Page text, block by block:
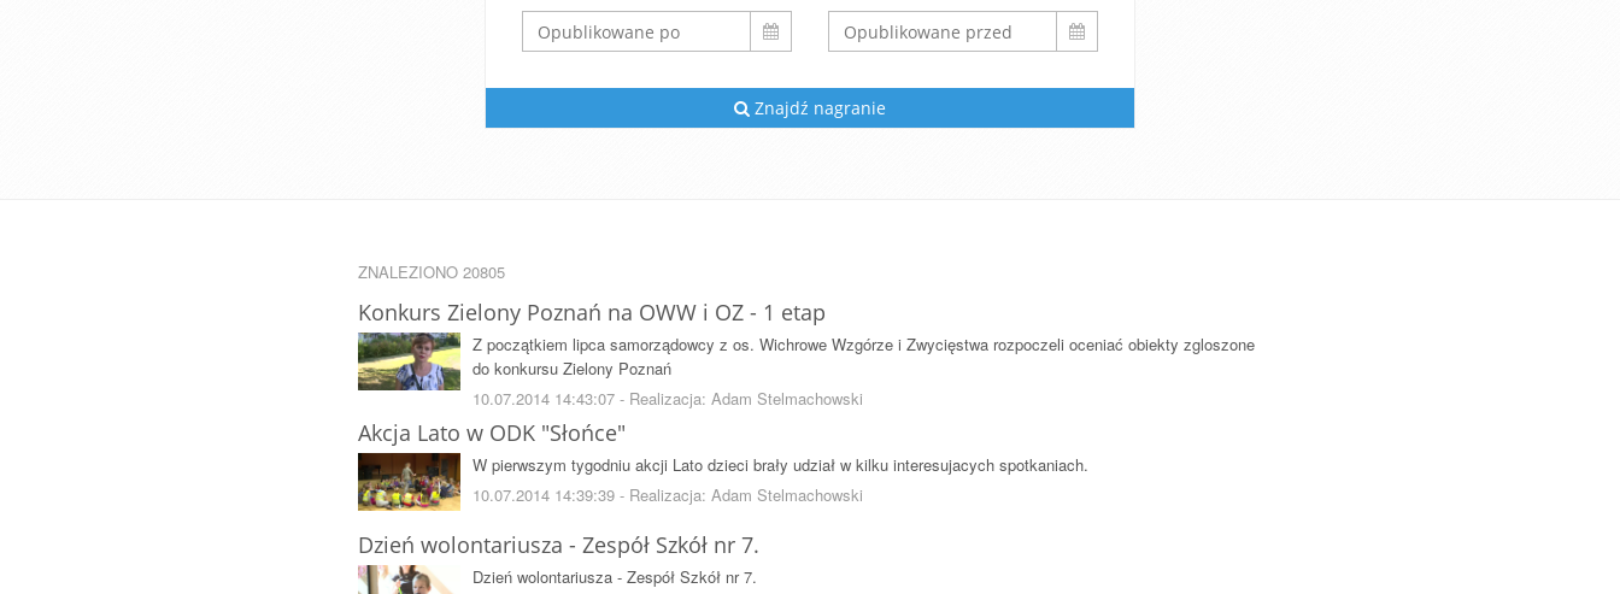
Znajdź nagranie
ZNALEZIONO 20805
Konkurs Zielony Poznań na OWW i OZ - 1 etap
Z początkiem lipca samorządowcy z os. Wichrowe Wzgórze i Zwycięstwa rozpoczeli oceniać obiekty zgloszone
do konkursu Zielony Poznań
10.07.2014 14:43:07 - Realizacja: Adam Stelmachowski
Akcja Lato w ODK "Słońce"
W pierwszym tygodniu akcji Lato dzieci brały udział w kilku interesujacych spotkaniach.
10.07.2014 14:39:39 - Realizacja: Adam Stelmachowski
Dzień wolontariusza - Zespół Szkół nr 7.
Dzień wolontariusza - Zespół Szkół nr 7.